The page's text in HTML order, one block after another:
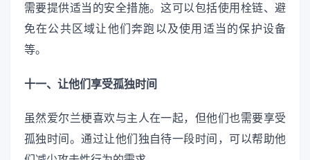
需要提供适当的安全措施。这可以包括使用栓链、避
免在公共区域让他们奔跑以及使用适当的保护设备
等。
十一、让他们享受孤独时间
虽然爱尔兰梗喜欢与主人在一起，但他们也需要享受
孤独时间。通过让他们独自待一段时间，可以帮助他